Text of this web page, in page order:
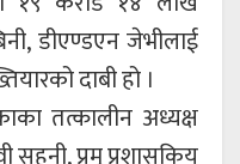
डीएण्डएन जेभीलाई
दाबी हो ।
तत्कालीन अध्यक्ष